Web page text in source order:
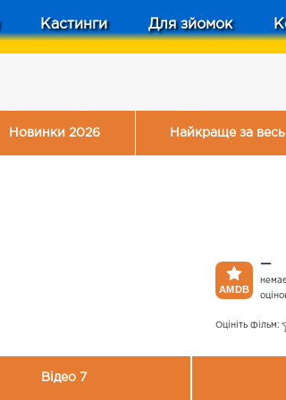
Кастинги Для зйомок
Новинки 2026 Найкраще за весь
—
немає
Оцініть фільм:
Відео 7